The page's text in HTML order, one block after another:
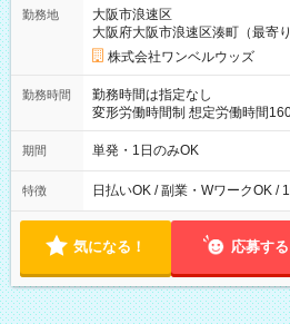
勤務地
大阪市浪速区
大阪府大阪市浪速区湊町（最寄
株式会社ワンベルウッズ
勤務時間
勤務時間は指定なし
変形労働時間制 想定労働時間160時間/月 【シフト
00～20：00
期間 単発・1日のみOK
特徴 日払いOK / 副業・WワークOK /
気になる！ 応募する